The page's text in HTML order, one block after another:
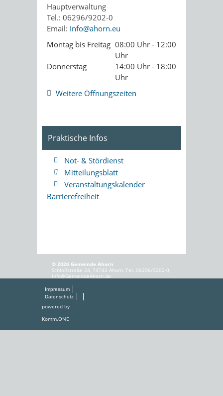
Hauptverwaltung
Tel.: 06296/9202-0
Email: Info@ahorn.eu
Montag bis Freitag 08:00 Uhr - 12:00
Uhr
Donnerstag
14:00 Uhr - 18:00
Uhr
Weitere Öffnungszeiten
Praktische Infos
Not- & Stördienst
Mitteilungsblatt
Veranstaltungskalender
Barrierefreiheit
© 2026 Gemeinde Ahorn
Schloßstraße 24, 74744 Ahorn, Tel. 06296/9202-0,
info@GemeindeAhorn.de
Impressum
Datenschutz
powered by
Komm.ONE